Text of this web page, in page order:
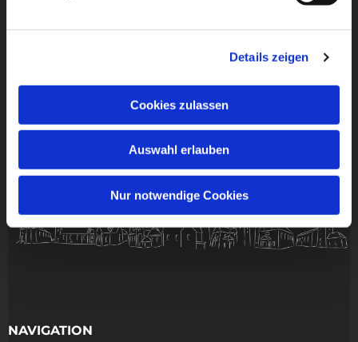
Details zeigen
Cookies zulassen
Auswahl erlauben
Nur notwendige Cookies
NAVIGATION